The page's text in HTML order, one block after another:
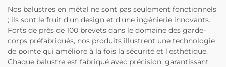
Nos balustres en métal ne sont pas seulement fonctionnels
; ils sont le fruit d'un design et d'une ingénierie innovants.
Forts de près de 100 brevets dans le domaine des garde-
corps préfabriqués, nos produits illustrent une technologie
de pointe qui améliore à la fois la sécurité et l'esthétique.
Chaque balustre est fabriqué avec précision, garantissant